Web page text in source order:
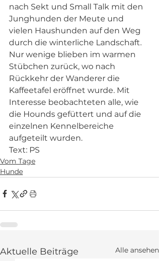
nach Sekt und Small Talk mit den
Junghunden der Meute und
vielen Haushunden auf den Weg
durch die winterliche Landschaft.
Nur wenige blieben im warmen
Stübchen zurück, wo nach
Rückkehr der Wanderer die
Kaffeetafel eröffnet wurde. Mit
Interesse beobachteten alle, wie
die Hounds gefüttert und auf die
einzelnen Kennelbereiche
aufgeteilt wurden.
Text: PS
Vom Tage
Hunde
Aktuelle Beiträge Alle ansehen